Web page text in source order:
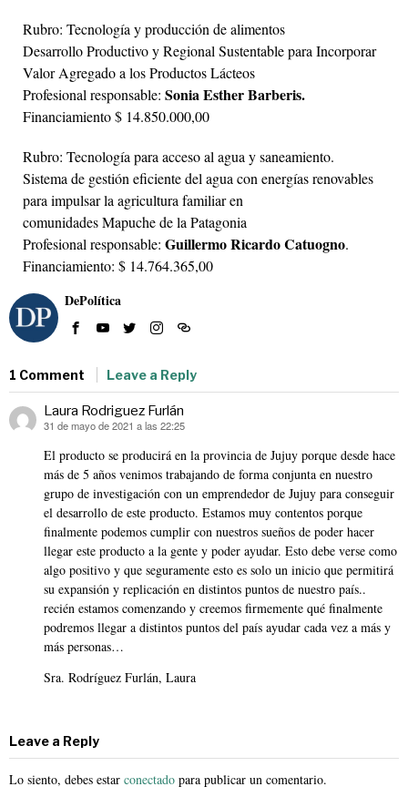
Rubro: Tecnología y producción de alimentos
Desarrollo Productivo y Regional Sustentable para Incorporar
Valor Agregado a los Productos Lácteos
Profesional responsable: Sonia Esther Barberis.
Financiamiento $ 14.850.000,00
Rubro: Tecnología para acceso al agua y saneamiento.
Sistema de gestión eficiente del agua con energías renovables
para impulsar la agricultura familiar en
comunidades Mapuche de la Patagonia
Profesional responsable: Guillermo Ricardo Catuogno.
Financiamiento: $ 14.764.365,00
DePolítica
1 Comment Leave a Reply
Laura Rodriguez Furlán
dice:
31 de mayo de 2021 a las 22:25
El producto se producirá en la provincia de Jujuy porque desde hace
más de 5 años venimos trabajando de forma conjunta en nuestro
grupo de investigación con un emprendedor de Jujuy para conseguir
el desarrollo de este producto. Estamos muy contentos porque
finalmente podemos cumplir con nuestros sueños de poder hacer
llegar este producto a la gente y poder ayudar. Esto debe verse como
algo positivo y que seguramente esto es solo un inicio que permitirá
su expansión y replicación en distintos puntos de nuestro país..
recién estamos comenzando y creemos firmemente qué finalmente
podremos llegar a distintos puntos del país ayudar cada vez a más y
más personas…
Sra. Rodríguez Furlán, Laura
Leave a Reply
Lo siento, debes estar conectado para publicar un comentario.